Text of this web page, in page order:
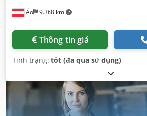
Áo 9.368 km
Thông tin giá
Tình trạng: tốt (đã qua sử dụng),